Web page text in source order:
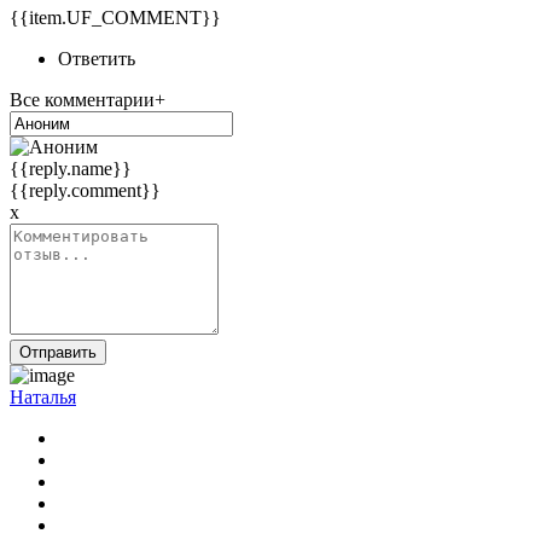
{{item.UF_COMMENT}}
Ответить
Все комментарии+
{{reply.name}}
{{reply.comment}}
x
Отправить
Наталья